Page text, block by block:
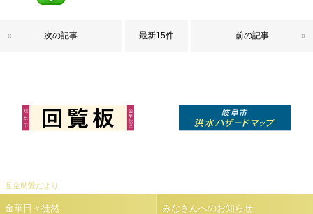
次の記事
« 最新15件 前の記事 »
互金助愛だより
金華日々徒然 みなさんへのお知らせ